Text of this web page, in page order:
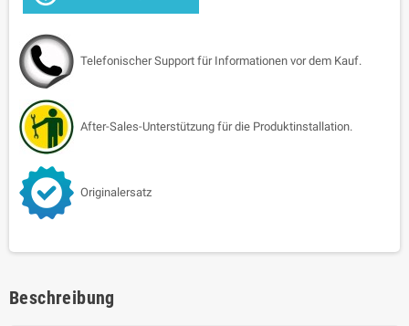
Telefonischer Support für Informationen vor dem Kauf.
After-Sales-Unterstützung für die Produktinstallation.
Originalersatz
Beschreibung